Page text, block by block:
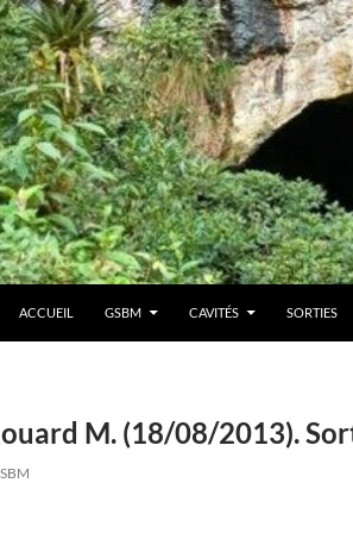
ACCUEIL GSBM CAVITÉS SORTIES
M. (18/08/2013).